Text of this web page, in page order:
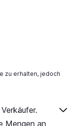
zu erhalten, jedoch
Mengen an